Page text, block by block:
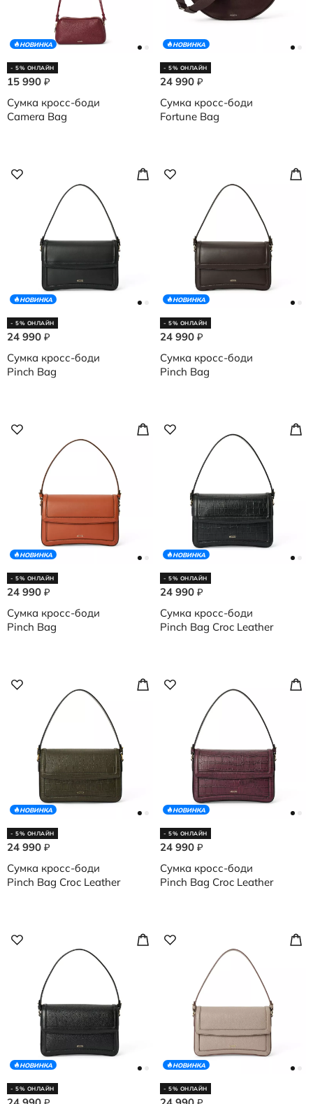
НОВИНКА
- 5% ОНЛАЙН
15 990 ₽
Сумка кросс-боди
Camera Bag
НОВИНКА
- 5% ОНЛАЙН
24 990 ₽
Сумка кросс-боди
Fortune Bag
НОВИНКА
- 5% ОНЛАЙН
24 990 ₽
Сумка кросс-боди
Pinch Bag
НОВИНКА
- 5% ОНЛАЙН
24 990 ₽
Сумка кросс-боди
Pinch Bag
НОВИНКА
- 5% ОНЛАЙН
24 990 ₽
Сумка кросс-боди
Pinch Bag
НОВИНКА
- 5% ОНЛАЙН
24 990 ₽
Сумка кросс-боди
Pinch Bag Croc Leather
НОВИНКА
- 5% ОНЛАЙН
24 990 ₽
Сумка кросс-боди
Pinch Bag Croc Leather
НОВИНКА
- 5% ОНЛАЙН
24 990 ₽
Сумка кросс-боди
Pinch Bag Croc Leather
НОВИНКА
- 5% ОНЛАЙН
НОВИНКА
- 5% ОНЛАЙН